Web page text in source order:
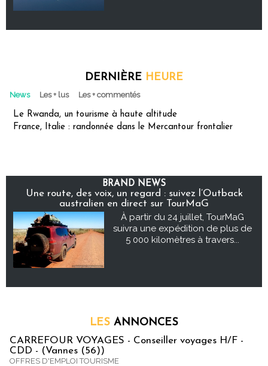
DERNIÈRE HEURE
News Les + lus Les + commentés
Le Rwanda, un tourisme à haute altitude
France, Italie : randonnée dans le Mercantour frontalier
BRAND NEWS
Une route, des voix, un regard : suivez l’Outback
australien en direct sur TourMaG
À partir du 24 juillet, TourMaG
suivra une expédition de plus de
5 000 kilomètres à travers...
LES ANNONCES
CARREFOUR VOYAGES - Conseiller voyages H/F -
CDD - (Vannes (56))
OFFRES D'EMPLOI TOURISME